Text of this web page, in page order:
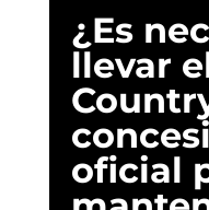
¿Es
llevar
oficial